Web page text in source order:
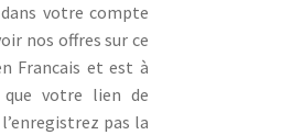
votre compte
nos offres sur ce
Francais et est à
votre lien de
pas la